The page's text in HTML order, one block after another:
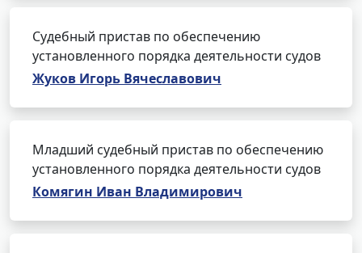
Судебный пристав по обеспечению
установленного порядка деятельности судов
Жуков Игорь Вячеславович
Младший судебный пристав по обеспечению
установленного порядка деятельности судов
Комягин Иван Владимирович